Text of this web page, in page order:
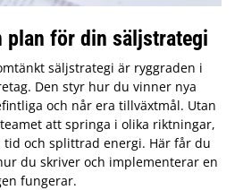
plan för din säljstrategi
säljstrategi är ryggraden i
Den styr hur du vinner nya
och når era tillväxtmål. Utan
att springa i olika riktningar,
och splittrad energi. Här får du
du skriver och implementerar en
fungerar.